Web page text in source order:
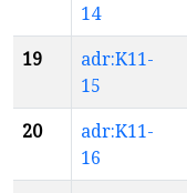
14
19
adr:K11-
15
20
adr:K11-
16